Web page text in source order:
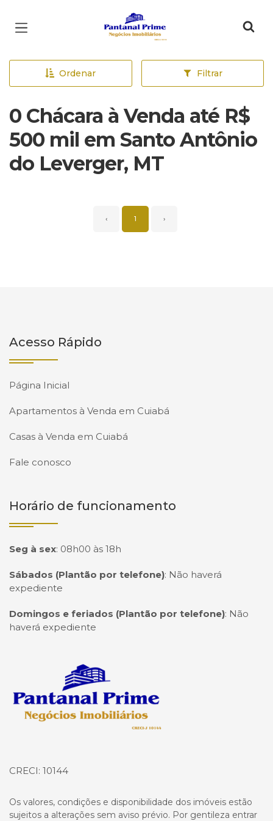
Página inicial
Ordenar Filtrar
0 Chácara à Venda até R$
500 mil em Santo Antônio
do Leverger, MT
‹ 1 ›
Acesso Rápido
Página Inicial
Apartamentos à Venda em Cuiabá
Casas à Venda em Cuiabá
Fale conosco
Horário de funcionamento
Seg à sex: 08h00 às 18h
Sábados (Plantão por telefone): Não haverá
expediente
Domingos e feriados (Plantão por telefone): Não
haverá expediente
Página inicial
CRECI: 10144
Os valores, condições e disponibilidade dos imóveis estão
sujeitos a alterações sem aviso prévio. Por gentileza entrar